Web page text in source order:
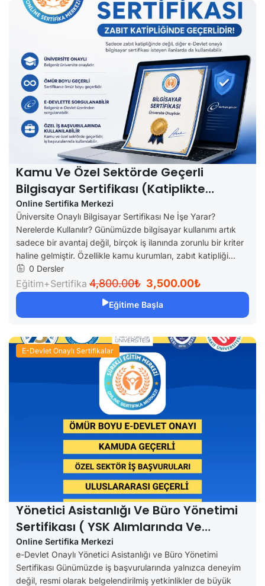
Kamu Ve Özel Sektörde Geçerli
Bilgisayar Sertifikası (Katiplikte
Geçerli)
Online Sertifika Merkezi
Üniversite Onaylı Bilgisayar Sertifikası Ne İşe Yarar?
Nerelerde Kullanılır? Günümüzde bilgisayar kullanımı artık
sadece bir avantaj değil, birçok iş ilanında zorunlu bir kriter
haline gelmiştir. Özellikle kamu kurumları, zabıt katipliği...
0 Dersler
Eğitim+Sertifika 4,800.00₺ 3,500.00₺
Eğitime Başla
E-Devlet Onaylı Sertifikalar
Yönetici Asistanlığı Ve Büro Yönetimi
Sertifikası ( YSK Alımlarında Ve
Özellerde Geçerli)
Online Sertifika Merkezi
e-Devlet Onaylı Yönetici Asistanlığı ve Büro Yönetimi
Sertifikası Günümüzde iş başvurularında yalnızca deneyim
değil, resmi olarak belgelendirilmiş yetkinlikler de büyük